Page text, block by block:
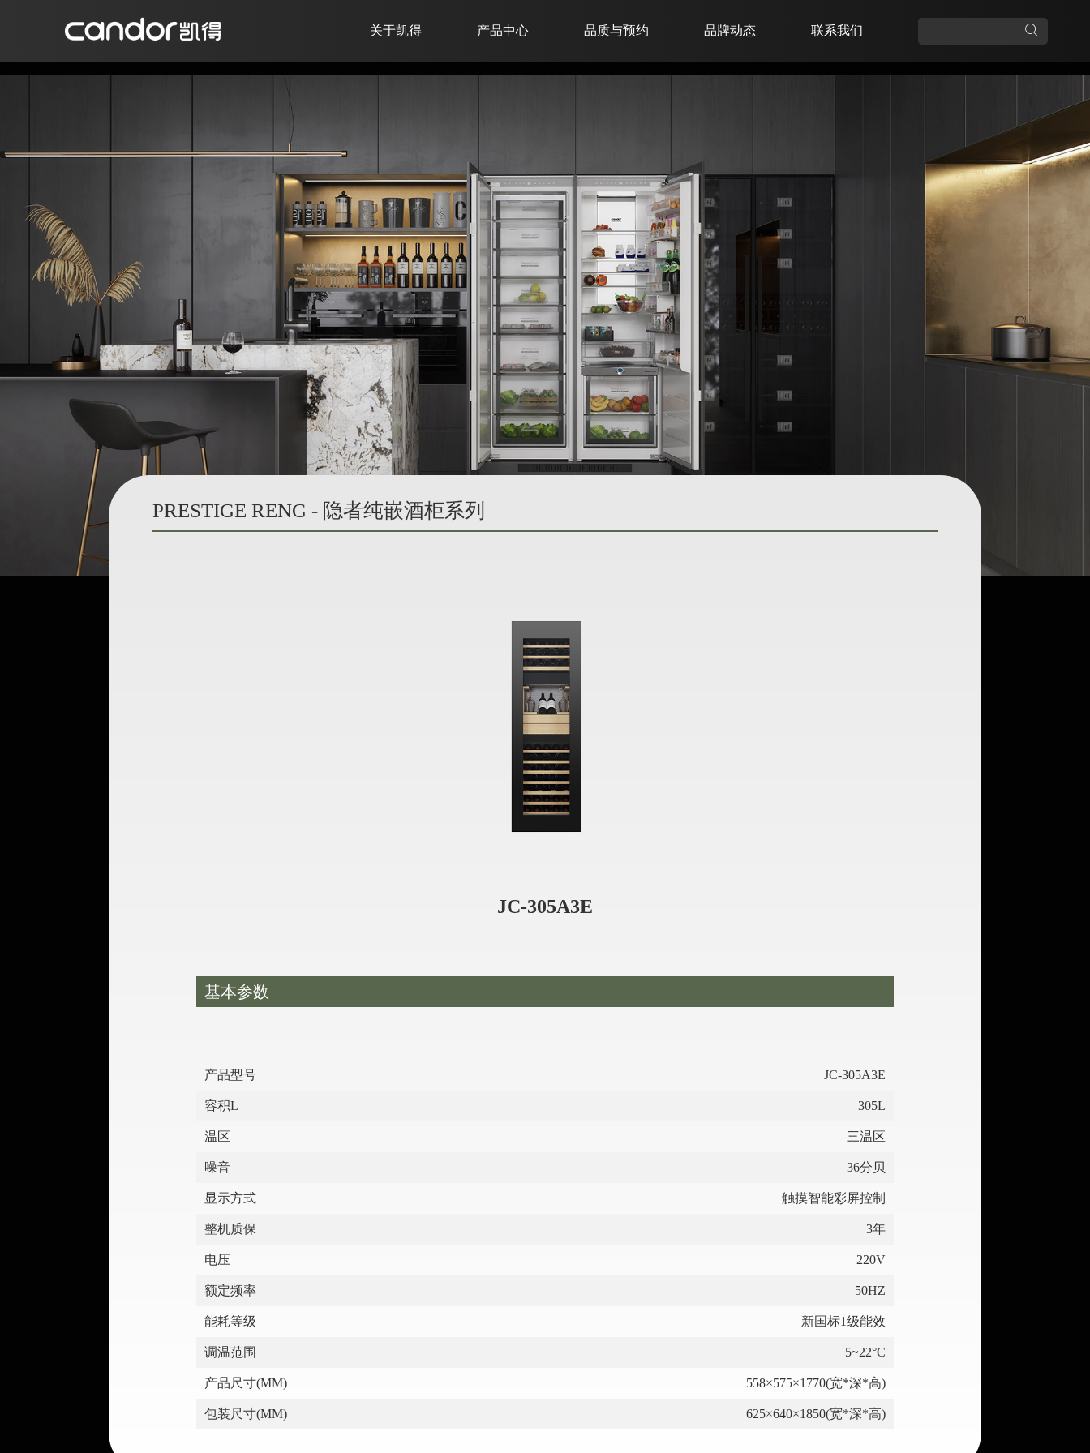
关于凯得 产品中心 品质与预约 品牌动态 联系我们
PRESTIGE RENG - 隐者纯嵌酒柜系列
JC-305A3E
基本参数
产品型号 JC-305A3E
容积L 305L
温区 三温区
噪音 36分贝
显示方式 触摸智能彩屏控制
整机质保 3年
电压 220V
额定频率 50HZ
能耗等级 新国标1级能效
调温范围 5~22°C
产品尺寸(MM) 558×575×1770(宽*深*高)
包装尺寸(MM) 625×640×1850(宽*深*高)